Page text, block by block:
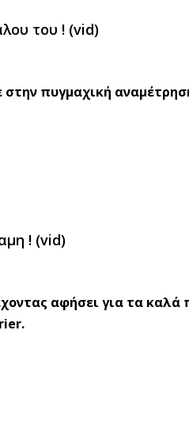
του ! (vid)
πυγμαχική
! (vid)
αφήσει για τα καλά